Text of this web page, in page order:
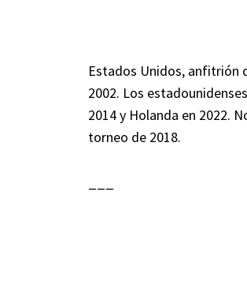
Estados Unidos, anfitrión
2002. Los
2014 y Holanda en 2022.
torneo de 2018.